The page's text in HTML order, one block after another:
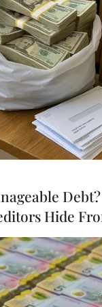
Văn Súa 10
cho trẻ em bị
cứu trợ đột
đồng.
động,
150 triệu đồng
của cán
động tới
Hide